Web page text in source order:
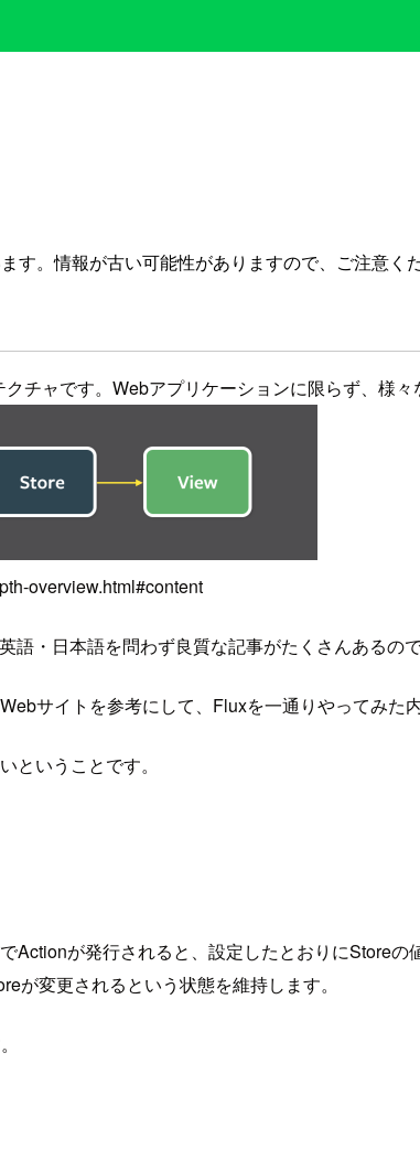
す。情報が古い可能性がありますので、ご注意くだ
チャです。Webアプリケーションに限らず、様々
overview.html#content
・日本語を問わず良質な記事がたくさんあるの
サイトを参考にして、Fluxを一通りやってみた内
ということです。
Actionが発行されると、設定したとおりにStore
が変更されるという状態を維持します。